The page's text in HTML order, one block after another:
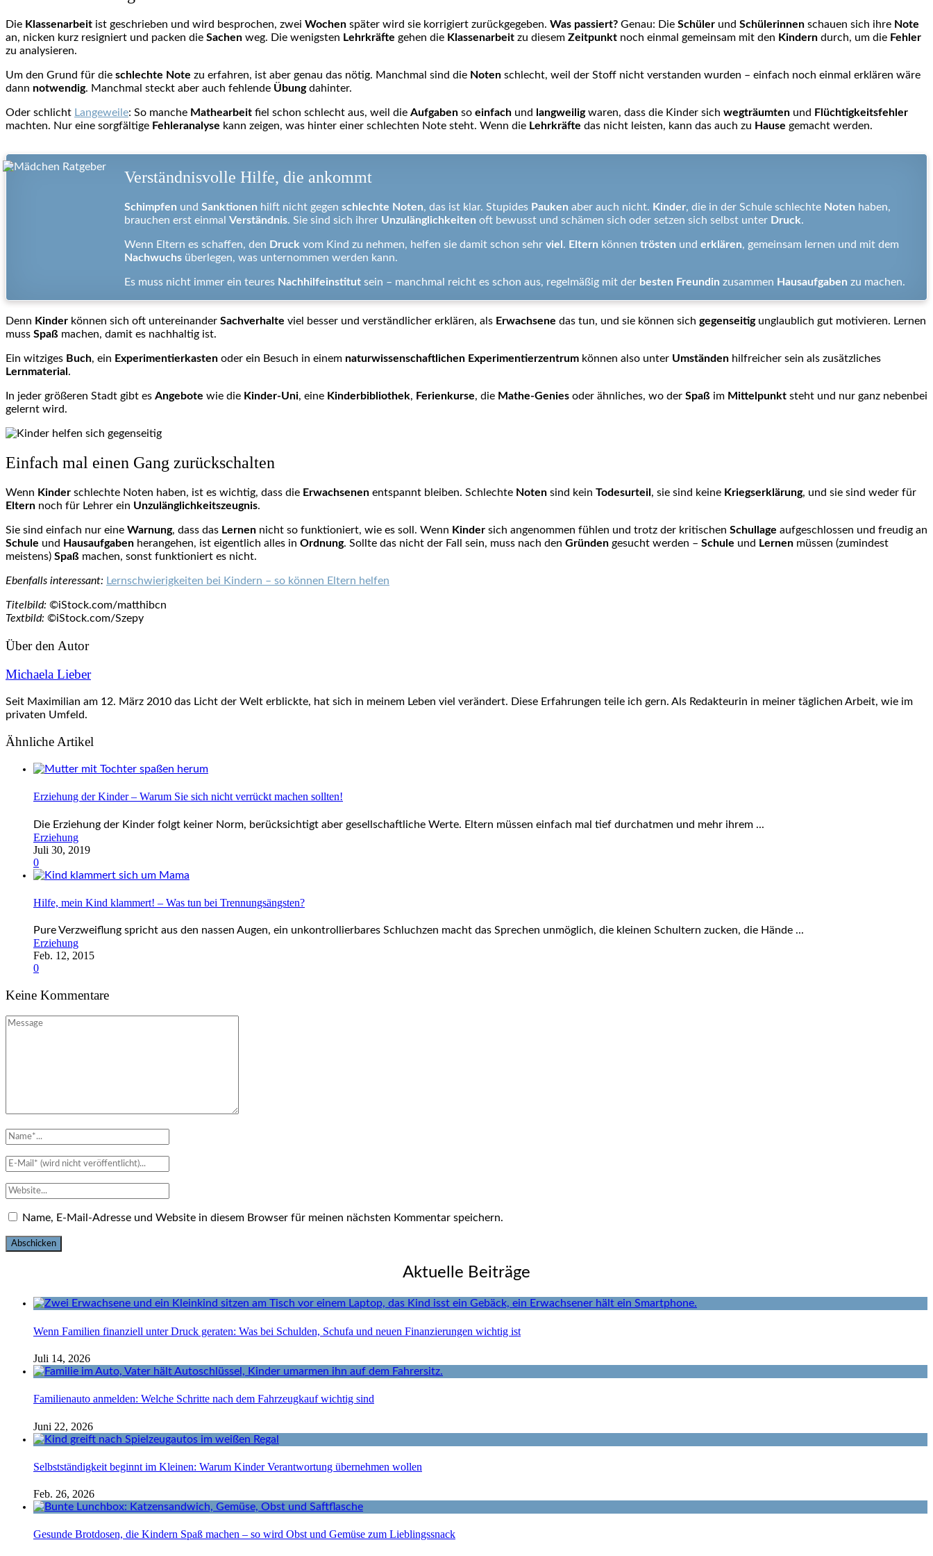
Die Klassenarbeit ist geschrieben und wird besprochen, zwei Wochen später wird sie korrigiert zurückgegeben. Was passiert? Genau: Die Schüler und Schülerinnen schauen sich ihre Note
an, nicken kurz resigniert und packen die Sachen weg. Die wenigsten Lehrkräfte gehen die Klassenarbeit zu diesem Zeitpunkt noch einmal gemeinsam mit den Kindern durch, um die Fehler
zu analysieren.
Um den Grund für die schlechte Note zu erfahren, ist aber genau das nötig. Manchmal sind die Noten schlecht, weil der Stoff nicht verstanden wurden – einfach noch einmal erklären wäre
dann notwendig. Manchmal steckt aber auch fehlende Übungdahinter.
Oder schlicht Langeweile: So manche Mathearbeit fiel schon schlecht aus, weil die Aufgaben so einfach und langweiligwaren, dass die Kinder sich wegträumten und Flüchtigkeitsfehler
machten. Nur eine sorgfältige Fehleranalyse kann zeigen, was hinter einer schlechten Note steht. Wenn die Lehrkräfte das nicht leisten, kann das auch zu Hause gemacht werden.
Verständnisvolle Hilfe, die ankommt
Schimpfen und Sanktionen hilft nicht gegen schlechte Noten, das ist klar. Stupides Pauken aber auch nicht. Kinder, die in der Schule schlechte Noten haben,
brauchen erst einmal Verständnis. Sie sind sich ihrer Unzulänglichkeiten oft bewusst und schämen sich oder setzen sich selbst unter Druck.
Wenn Eltern es schaffen, den Druck vom Kind zu nehmen, helfen sie damit schon sehr viel. Eltern können trösten und erklären, gemeinsam lernen und mit dem
Nachwuchs überlegen, was unternommen werden kann.
Es muss nicht immer ein teures Nachhilfeinstitut sein – manchmal reicht es schon aus, regelmäßig mit der besten Freundin zusammen Hausaufgaben zu machen.
Denn Kinder können sich oft untereinander Sachverhalte viel besser und verständlicher erklären, als Erwachsene das tun, und sie können sich gegenseitigunglaublich gut motivieren. Lernen
muss Spaß machen, damit es nachhaltig ist.
Ein witziges Buch, ein Experimentierkasten oder ein Besuch in einem naturwissenschaftlichen Experimentierzentrum können also unter Umständen hilfreicher sein als zusätzliches
Lernmaterial.
In jeder größeren Stadt gibt es Angebote wie die Kinder-Uni, eine Kinderbibliothek, Ferienkurse, die Mathe-Genies oder ähnliches, wo der Spaß im Mittelpunkt steht und nur ganz nebenbei
gelernt wird.
Einfach mal einen Gang zurückschalten
Wenn Kinder schlechte Noten haben, ist es wichtig, dass die Erwachsenen entspannt bleiben. Schlechte Noten sind kein Todesurteil , sie sind keine Kriegserklärung, und sie sind weder für
Eltern noch für Lehrer ein Unzulänglichkeitszeugnis.
Sie sind einfach nur eine Warnung, dass das Lernen nicht so funktioniert, wie es soll. Wenn Kinder sich angenommen fühlen und trotz der kritischen Schullage aufgeschlossen und freudig an
Schule und Hausaufgaben herangehen, ist eigentlich alles in Ordnung. Sollte das nicht der Fall sein, muss nach den Gründen gesucht werden – Schule und Lernen müssen (zumindest
meistens) Spaß machen, sonst funktioniert es nicht.
Ebenfalls interessant: Lernschwierigkeiten bei Kindern – so können Eltern helfen
Titelbild: ©iStock.com/matthibcn
Textbild: ©iStock.com/Szepy
Über den Autor
Michaela Lieber
Seit Maximilian am 12. März 2010 das Licht der Welt erblickte, hat sich in meinem Leben viel verändert. Diese Erfahrungen teile ich gern. Als Redakteurin in meiner täglichen Arbeit, wie im
privaten Umfeld.
Ähnliche Artikel
Erziehung der Kinder – Warum Sie sich nicht verrückt machen sollten!
Die Erziehung der Kinder folgt keiner Norm, berücksichtigt aber gesellschaftliche Werte. Eltern müssen einfach mal tief durchatmen und mehr ihrem ...
Erziehung
Juli 30, 2019
0
Hilfe, mein Kind klammert! – Was tun bei Trennungsängsten?
Pure Verzweiflung spricht aus den nassen Augen, ein unkontrollierbares Schluchzen macht das Sprechen unmöglich, die kleinen Schultern zucken, die Hände ...
Erziehung
Feb. 12, 2015
0
Keine Kommentare
Name, E-Mail-Adresse und Website in diesem Browser für meinen nächsten Kommentar speichern.
Aktuelle Beiträge
Wenn Familien finanziell unter Druck geraten: Was bei Schulden, Schufa und neuen Finanzierungen wichtig ist
Juli 14, 2026
Familienauto anmelden: Welche Schritte nach dem Fahrzeugkauf wichtig sind
Juni 22, 2026
Selbstständigkeit beginnt im Kleinen: Warum Kinder Verantwortung übernehmen wollen
Feb. 26, 2026
Gesunde Brotdosen, die Kindern Spaß machen – so wird Obst und Gemüse zum Lieblingssnack